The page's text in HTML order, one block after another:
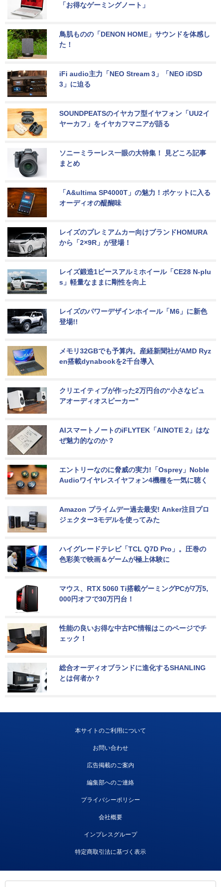
「お得なゲーミングノート」
鳥肌ものの「DENON HOME」サウンドを体感し
た！
iFi audio主力「NEO Stream 3」「NEO iDSD
3」に迫る
SOUNDPEATSのイヤカフ型イヤフォン「UU2イ
ヤーカフ」をイヤカフマニアが語る
ソニーミラーレス一眼の大特集！ 見どころ記事
まとめ
「A&ultima SP4000T」の魅力！ポケットに入る
オーディオの醍醐味
レイズのプレミアムカー向けブランドHOMURA
から「2×9R」が登場！
レイズ鍛造1ピースアルミホイール「CE28 N-plu
s」軽量なままに剛性を向上
レイズのパワーデザインホイール「M6」に新色
登場!!
メモリ32GBでも予算内。産経新聞社がAMD Ryz
en搭載dynabookを2千台導入
クリエイティブが作った2万円台の“小さなピュ
アオーディオスピーカー”
AIスマートノートのiFLYTEK「AINOTE 2」はな
ぜ魅力的なのか？
エントリーなのに脅威の実力!「Osprey」Noble
Audioワイヤレスイヤフォン4機種を一気に聴く
Amazon プライムデー過去最安! Anker注目プロ
ジェクター3モデルを使ってみた
ハイグレードテレビ「TCL Q7D Pro」。圧巻の
色彩美で映画＆ゲームが極上体験に
マウス、RTX 5060 Ti搭載ゲーミングPCが7万5,
000円オフで30万円台！
性能の良いお得な中古PC情報はこのページでチ
ェック！
総合オーディオブランドに進化するSHANLING
とは何者か？
本サイトのご利用について
お問い合わせ
広告掲載のご案内
編集部へのご連絡
プライバシーポリシー
会社概要
インプレスグループ
特定商取引法に基づく表示